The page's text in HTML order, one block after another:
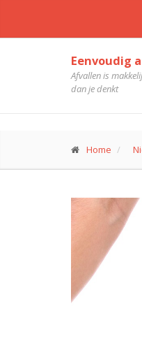
Eenvoudig
Afvallen is
dan je denkt
Home